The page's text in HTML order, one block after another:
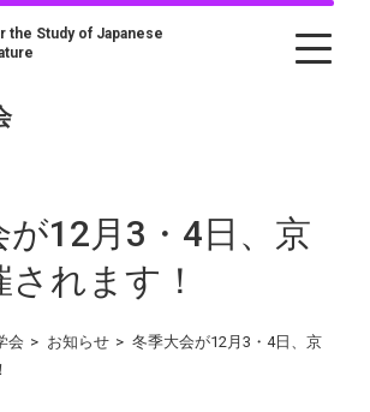
the Study of Japanese
が12月3・4日、京
れます！
会 > お知らせ > 冬季大会が12月3・4日、京